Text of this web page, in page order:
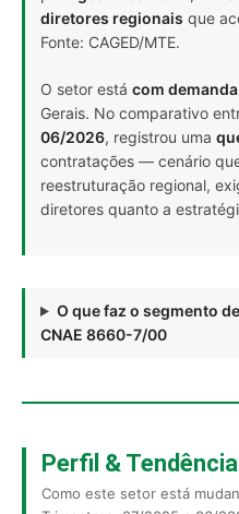
diretores regionais que
Fonte: CAGED/MTE.
O setor está com
Gerais. No comparativo
06/2026, registrou uma
contratações — cenário
reestruturação regional,
diretores quanto a
O que faz o segmento
CNAE 8660-7/00
Perfil &
Como este setor está